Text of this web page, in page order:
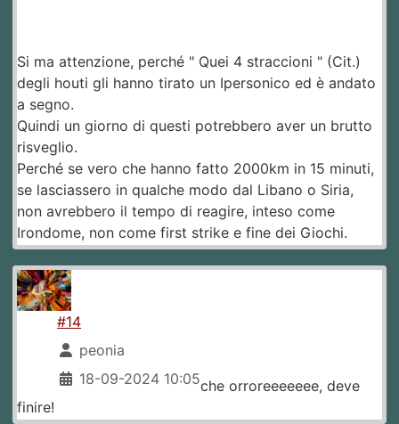
Si ma attenzione, perché " Quei 4 straccioni " (Cit.)
degli houti gli hanno tirato un Ipersonico ed è andato
a segno.
Quindi un giorno di questi potrebbero aver un brutto
risveglio.
Perché se vero che hanno fatto 2000km in 15 minuti,
se lasciassero in qualche modo dal Libano o Siria,
non avrebbero il tempo di reagire, inteso come
Irondome, non come first strike e fine dei Giochi.
#14
peonia
18-09-2024 10:05che orroreeeeeee, deve
finire!